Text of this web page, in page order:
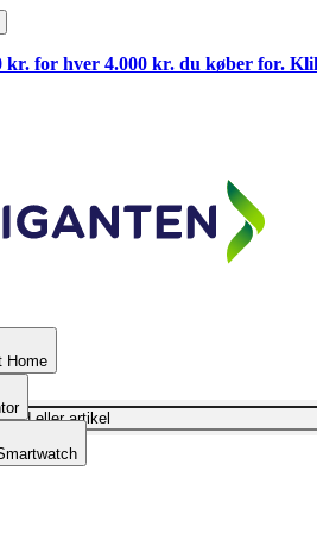
kr. for hver 4.000 kr. du køber for.
Home